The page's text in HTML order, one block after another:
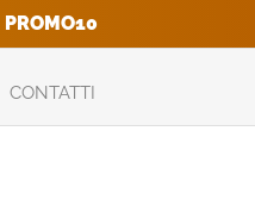
PROMO10
CONTATTI